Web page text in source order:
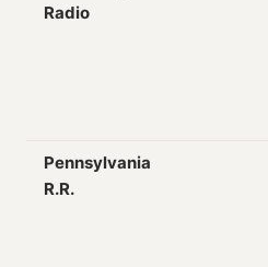
Radio
Pennsylvania
R.R.